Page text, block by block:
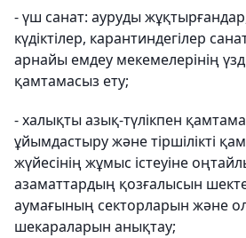
- үш санат: ауруды
күдіктілер, карантиндегілер
арнайы емдеу мекемелерінің
қамтамасыз ету;
- халықты азық-түлікпен
ұйымдастыру және тіршілікті
жүйесінің жұмыс істеуіне
азаматтардың қозғалысын
аумағының секторларын және
шекараларын анықтау;